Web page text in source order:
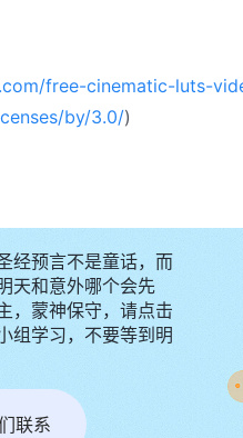
free-cinematic-luts-
by/3.0/)
经预言不是童话，而
天和意外哪个会先
，蒙神保守，请点击
组学习，不要等到明
联系